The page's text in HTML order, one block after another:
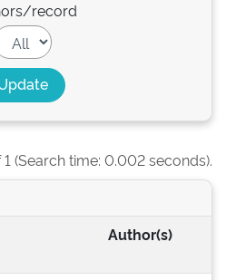
record
1 (Search time: 0.002 seconds).
Author(s)